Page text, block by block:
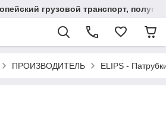
грузовой транспорт,
ПРОИЗВОДИТЕЛЬ ELIPS -